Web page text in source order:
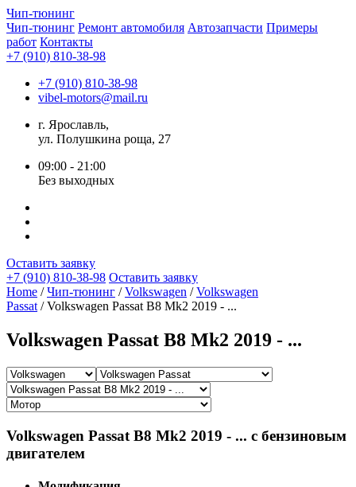
Чип-тюнинг
Чип-тюнинг Ремонт автомобиля Автозапчасти Примеры
работ Контакты
+7 (910) 810-38-98
+7 (910) 810-38-98
vibel-motors@mail.ru
г. Ярославль,
ул. Полушкина роща, 27
09:00 - 21:00
Без выходных
Оставить заявку
+7 (910) 810-38-98 Оставить заявку
Home /Чип-тюнинг /Volkswagen /Volkswagen
Passat / Volkswagen Passat B8 Mk2 2019 - ...
Volkswagen Passat B8 Mk2 2019 - ...
Volkswagen Passat B8 Mk2 2019 - ... с бензиновым
двигателем